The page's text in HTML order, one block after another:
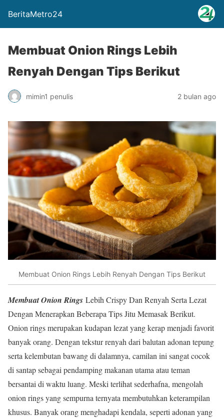
BeritaMetro24
Membuat Onion Rings Lebih
Renyah Dengan Tips Berikut
mimin1 penulis 2 bulan ago
Membuat Onion Rings Lebih Renyah Dengan Tips Berikut
Membuat Onion Rings Lebih Crispy Dan Renyah Serta Lezat
Dengan Menerapkan Beberapa Tips Jitu Memasak Berikut.
Onion rings merupakan kudapan lezat yang kerap menjadi favorit
banyak orang. Dengan tekstur renyah dari balutan adonan tepung
serta kelembutan bawang di dalamnya, camilan ini sangat cocok
di santap sebagai pendamping makanan utama atau teman
bersantai di waktu luang. Meski terlihat sederhafna, mengolah
onion rings yang sempurna ternyata membutuhkan keterampilan
khusus. Banyak orang menghadapi kendala, seperti adonan yang